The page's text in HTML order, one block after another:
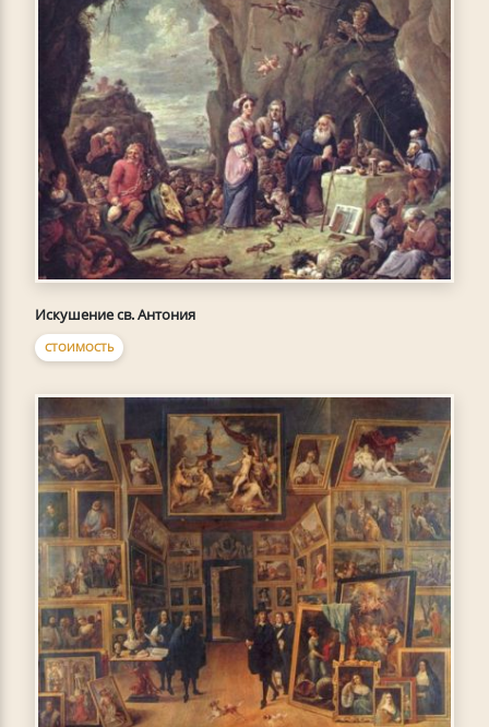
Искушение св. Антония
СТОИМОСТЬ